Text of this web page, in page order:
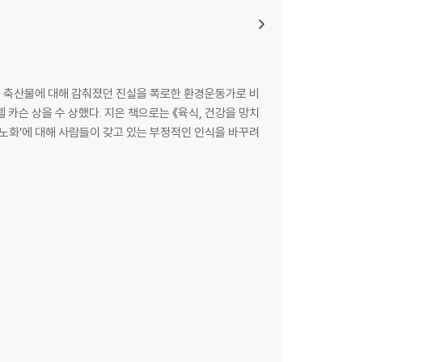
산물에 대해 감춰졌던 진실을 폭로한 환경운동가로 비
상을 수 상했다. 지은 책으로는 《육식, 건강을 망치